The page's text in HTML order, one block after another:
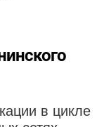
в цикле